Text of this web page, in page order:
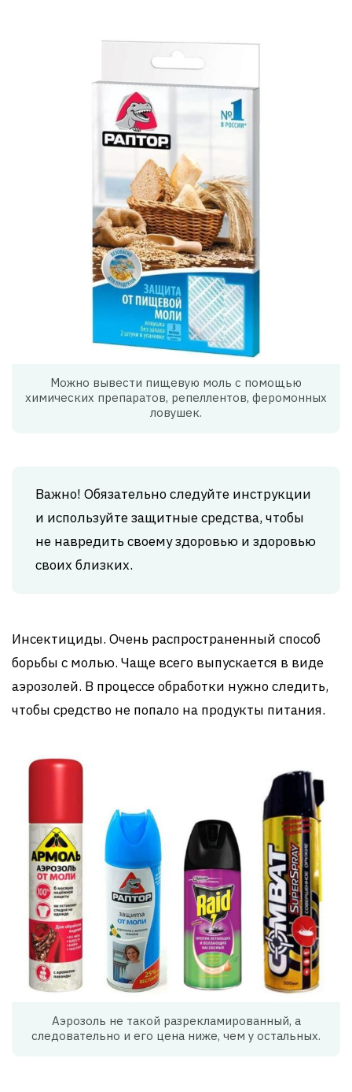
Можно вывести пищевую моль с помощью
химических препаратов, репеллентов, феромонных
ловушек.
Важно! Обязательно следуйте инструкции
и используйте защитные средства, чтобы
не навредить своему здоровью и здоровью
своих близких.
Инсектициды. Очень распространенный способ
борьбы с молью. Чаще всего выпускается в виде
аэрозолей. В процессе обработки нужно следить,
чтобы средство не попало на продукты питания.
Аэрозоль не такой разрекламированный, а
следовательно и его цена ниже, чем у остальных.